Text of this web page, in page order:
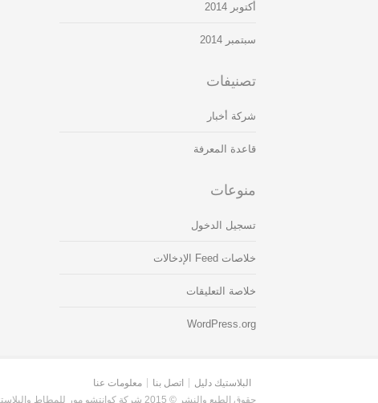
أكتوبر 2014
سبتمبر 2014
تصنيفات
شركة أخبار
قاعدة المعرفة
منوعات
تسجيل الدخول
خلاصات Feed الإدخالات
خلاصة التعليقات
WordPress.org
معلومات عنا اتصل بنا
البلاستيك دليل
حقوق الطبع والنشر © 2015 شركة كوانتشو مور للمطاط والبلاستيك المحدودة